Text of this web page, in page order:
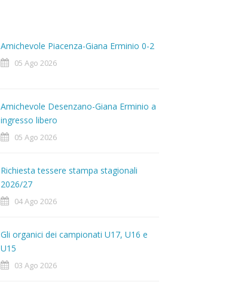
Amichevole Piacenza-Giana Erminio 0-2
05 Ago 2026
Amichevole Desenzano-Giana Erminio a
ingresso libero
05 Ago 2026
Richiesta tessere stampa stagionali
2026/27
04 Ago 2026
Gli organici dei campionati U17, U16 e
U15
03 Ago 2026